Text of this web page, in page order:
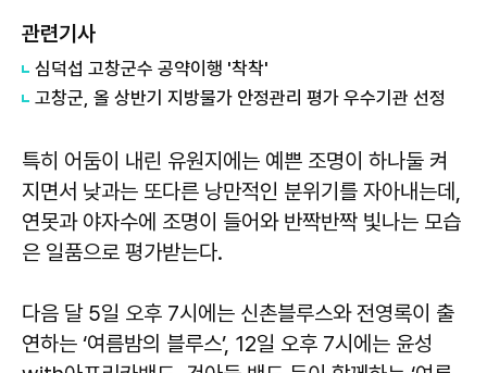
관련기사
심덕섭 고창군수 공약이행 '착착'
고창군, 올 상반기 지방물가 안정관리 평가 우수기관 선정
특히 어둠이 내린 유원지에는 예쁜 조명이 하나둘 켜
지면서 낮과는 또다른 낭만적인 분위기를 자아내는데,
연못과 야자수에 조명이 들어와 반짝반짝 빛나는 모습
은 일품으로 평가받는다.
다음 달 5일 오후 7시에는 신촌블루스와 전영록이 출
연하는 ‘여름밤의 블루스’, 12일 오후 7시에는 윤성